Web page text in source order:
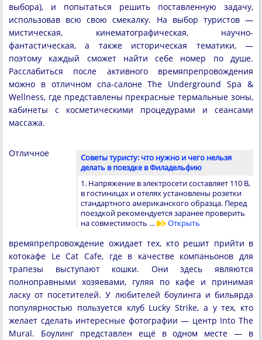
выбора), и попытаться решить поставленную задачу,
использовав всю свою смекалку. На выбор туристов —
мистическая, кинематографическая, научно-
фантастическая, а также историческая тематики, —
поэтому каждый сможет найти себе номер по душе.
Расслабиться после активного времяпрепровождения
можно в отличном спа-салоне The Underground Spa &
Wellness, где представлены прекрасные термальные зоны,
кабинеты с косметическими процедурами и сеансами
массажа.
Советы туристу: что нужно и чего нельзя
делать в поездке в Филадельфию
1. Напряжение в электросети составляет 110 В,
в гостиницах и отелях установлены розетки
стандартного американского образца. Перед
поездкой рекомендуется заранее проверить
на совместимость …
Открыть
Отличное
времяпрепровождение ожидает тех, кто решит прийти в
котокафе Le Cat Cafe, где в качестве компаньонов для
трапезы выступают кошки. Они здесь являются
полноправными хозяевами, гуляя по кафе и принимая
ласку от посетителей. У любителей боулинга и бильярда
популярностью пользуется клуб Lucky Strike, а у тех, кто
желает сделать интересные фотографии — центр Into The
Mural. Боулинг представлен ещё в одном месте — в